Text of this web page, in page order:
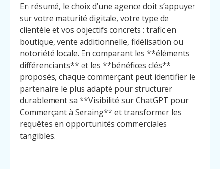
En résumé, le choix d’une agence doit s’appuyer
sur votre maturité digitale, votre type de
clientèle et vos objectifs concrets : trafic en
boutique, vente additionnelle, fidélisation ou
notoriété locale. En comparant les **éléments
différenciants** et les **bénéfices clés**
proposés, chaque commerçant peut identifier le
partenaire le plus adapté pour structurer
durablement sa **Visibilité sur ChatGPT pour
Commerçant à Seraing** et transformer les
requêtes en opportunités commerciales
tangibles.